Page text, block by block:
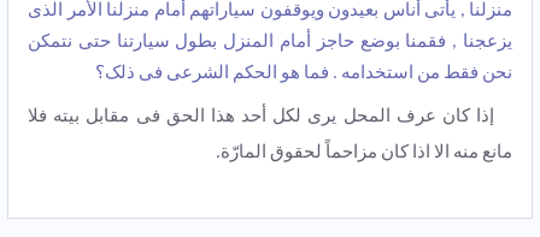
منزلنا , یأتی أناس بعیدون ویوقفون سیاراتهم أمام منزلنا الأمر الذی
یزعجنا , فقمنا بوضع حاجز أمام المنزل بطول سیارتنا حتى نتمکن
نحن فقط من استخدامه . فما هو الحکم الشرعی فی ذلک؟
إذا کان عرف المحل یری لکل أحد هذا الحق فی مقابل بیته فلا
مانع منه الا اذا کان مزاحماً لحقوق المارّة.